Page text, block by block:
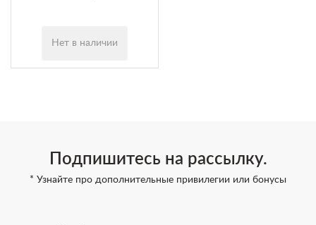
Нет в наличии
Подпишитесь на рассылку.
* Узнайте про дополнительные привилегии или бонусы